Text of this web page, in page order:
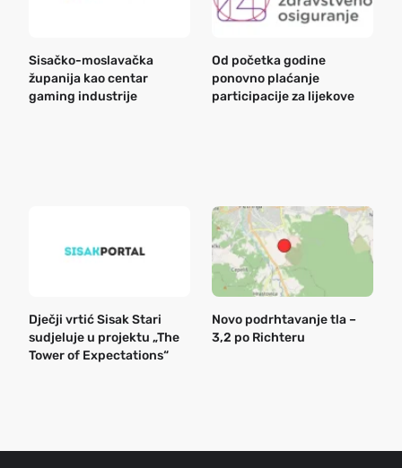
Sisačko-moslavačka
županija kao centar
gaming industrije
Od početka godine
ponovno plaćanje
participacije za lijekove
Dječji vrtić Sisak Stari
sudjeluje u projektu „The
Tower of Expectations“
Novo podrhtavanje tla –
3,2 po Richteru